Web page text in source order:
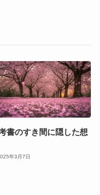
書のすき間に隠した想
年3月7日